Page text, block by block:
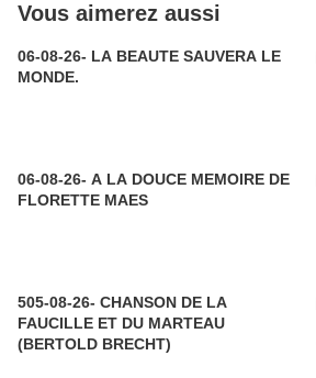
Vous aimerez aussi
06-08-26- LA BEAUTE SAUVERA LE
MONDE.
06-08-26- A LA DOUCE MEMOIRE DE
FLORETTE MAES
505-08-26- CHANSON DE LA
FAUCILLE ET DU MARTEAU
(BERTOLD BRECHT)